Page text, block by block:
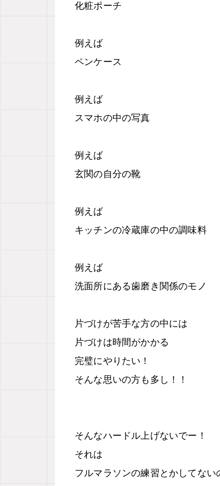
化粧ポーチ
例えば
ペンケース
例えば
スマホの中の写真
例えば
玄関の自分の靴
例えば
キッチンの冷蔵庫の中の調味料
例えば
洗面所にある歯磨き関係のモノ
片づけが苦手な方の中には
片づけは時間がかかる
完璧にやりたい！
そんな思いの方も多し！！
そんなハードル上げないでー！
それは
フルマラソンの練習とかしてない